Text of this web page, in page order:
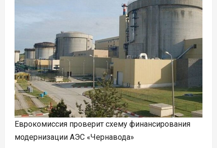
Еврокомиссия проверит схему финансирования
модернизации АЭС «Чернавода»